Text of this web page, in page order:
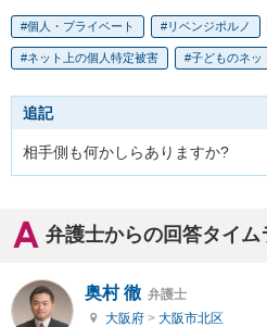
個人・プライベート リベンジポルノ
ネット上の個人特定被害 子どものネッ
追記
相手側も何かしらありますか?
弁護士からの回答タイム
奥村 徹 弁護士
大阪府 > 大阪市北区